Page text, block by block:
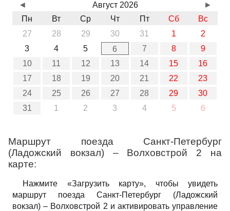
Август 2026
Пн
Вт Ср Чт Пт Сб
Вс
27
28 29 30 31 1
2
3
4 5 6 7 8
9
10
11 12 13 14 15
16
17
18 19 20 21 22
23
24
25 26 27 28 29
30
31
1 2 3 4 5 6
◄ ►
Маршрут поезда Санкт-Петербург
(Ладожский вокзал) – Волховстрой 2 на
карте:
Нажмите «Загрузить карту», чтобы увидеть
маршрут поезда Санкт-Петербург (Ладожский
вокзал) – Волховстрой 2 и активировать управление